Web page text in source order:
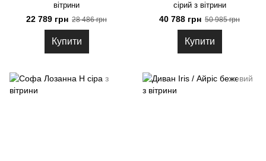
вітрини
22 789 грн 28 486 грн
Купити
сірий з вітрини
40 788 грн 50 985 грн
Купити